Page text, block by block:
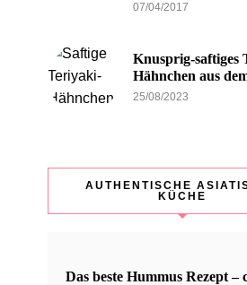
07/04/2017
Knusprig-saftiges
Hähnchen aus
25/08/2023
AUTHENTISCHE
KÜCHE
Das beste Hummus Rezept –